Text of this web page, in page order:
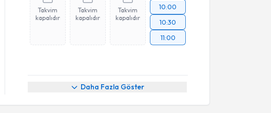
Takvim
kapalıdır
Takvim
kapalıdır
Takvim
kapalıdır
10:00
10:30
11:00
Daha Fazla Göster